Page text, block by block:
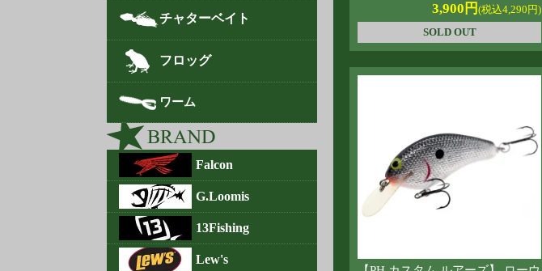
チャターベイト
フロッグ
ワーム
Falcon
G.Loomis
13Fishing
Lew's
3,900円 (税込4,290円)
SOLD OUT